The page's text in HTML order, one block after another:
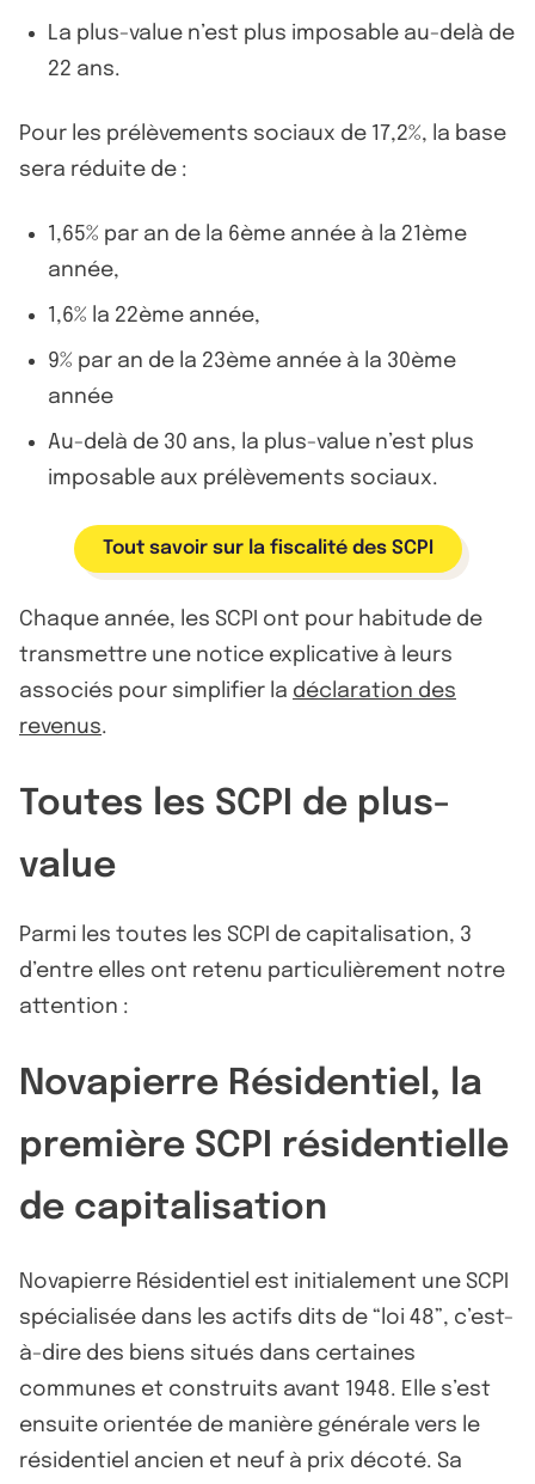
La plus-value n’est plus imposable au-delà de
22 ans.
Pour les prélèvements sociaux de 17,2%, la base
sera réduite de :
1,65% par an de la 6ème année à la 21ème
année,
1,6% la 22ème année,
9% par an de la 23ème année à la 30ème
année
Au-delà de 30 ans, la plus-value n’est plus
imposable aux prélèvements sociaux.
Tout savoir sur la fiscalité des SCPI
Chaque année, les SCPI ont pour habitude de
transmettre une notice explicative à leurs
associés pour simplifier la déclaration des
revenus.
Toutes les SCPI de plus-
value
Parmi les toutes les SCPI de capitalisation, 3
d’entre elles ont retenu particulièrement notre
attention :
Novapierre Résidentiel, la
première SCPI résidentielle
de capitalisation
Novapierre Résidentiel est initialement une SCPI
spécialisée dans les actifs dits de “loi 48”, c’est-
à-dire des biens situés dans certaines
communes et construits avant 1948. Elle s’est
ensuite orientée de manière générale vers le
résidentiel ancien et neuf à prix décoté. Sa